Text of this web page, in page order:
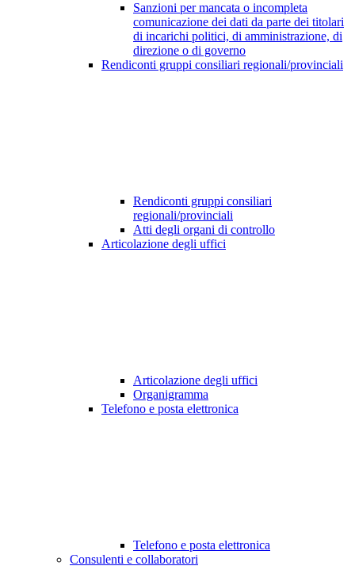
Sanzioni per mancata o incompleta
comunicazione dei dati da parte dei titolari
di incarichi politici, di amministrazione, di
direzione o di governo
Rendiconti gruppi consiliari regionali/provinciali
Rendiconti gruppi consiliari
regionali/provinciali
Atti degli organi di controllo
Articolazione degli uffici
Articolazione degli uffici
Organigramma
Telefono e posta elettronica
Telefono e posta elettronica
Consulenti e collaboratori